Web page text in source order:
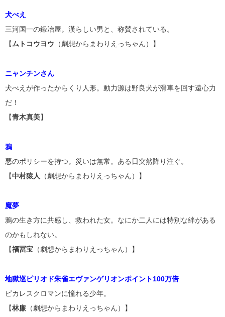
犬べえ
三河国一の鍛冶屋。漢らしい男と、称賛されている。
【ムトコウヨウ （劇想からまわりえっちゃん）】
ニャンチンさん
犬べえが作ったからくり人形。動力源は野良犬が滑車を回す遠心力
だ！
【青木真美】
鴉
悪のポリシーを持つ。災いは無常。ある日突然降り注ぐ。
【中村猿人 （劇想からまわりえっちゃん）】
魔夢
鴉の生き方に共感し、救われた女。なにか二人には特別な絆がある
のかもしれない。
【福冨宝 （劇想からまわりえっちゃん）】
地獄巡ピリオド朱雀エヴァンゲリオンポイント100万倍
ピカレスクロマンに憧れる少年。
【林廉 （劇想からまわりえっちゃん）】